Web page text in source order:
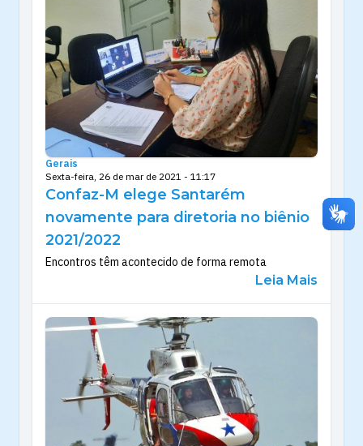
Gerais
Sexta-feira, 26 de mar de 2021 - 11:17
Confaz-M elege Santarém
novamente para diretoria no biênio
2021/2022
Encontros têm acontecido de forma remota
Leia Mais